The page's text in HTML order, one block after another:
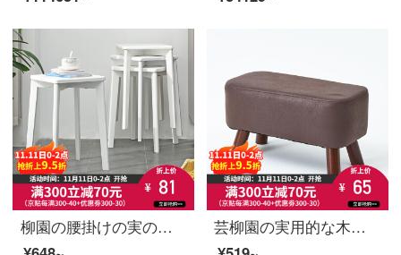
柳園の腰掛けの実の木の腰掛けの家の居間の食事の腰掛けの小さい腰掛けの実の木の四角の腰掛けの小さい腰掛けの高腰掛けのファッション的なアイデアの木の腰掛けの白色の単に【ゴムの木】
芸柳園の実用的な木の低い腰掛けのアイデアは靴の腰掛けを交換します。